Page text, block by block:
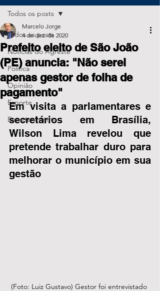
Todos os posts
Notícias do Agreste
Política
Opinião
Esporte
Entretenimento
Todos os posts
Prefeito eleito de São João
(PE) anuncia: "Não serei
apenas gestor de folha de
pagamento"
Marcelo Jorge
4 de dez. de 2020
Em visita a parlamentares e
secretários em Brasília,
Wilson Lima revelou que
pretende trabalhar duro para
melhorar o município em sua
gestão
(Foto: Luiz Gustavo) Gestor foi entrevistado